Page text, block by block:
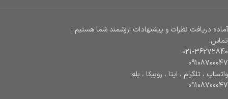
آماده دریافت نظرات و پیشنهادات ارزشمند شما هستیم :
تماس:
021-36272840
09108700047
واتساپ ، تلگرام ، ایتا ، روبیکا ، بله:
09108700047